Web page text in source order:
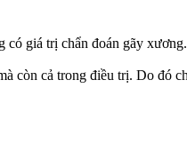
có giá trị chẩn đoán gãy xương.
còn cả trong điều trị. Do đó